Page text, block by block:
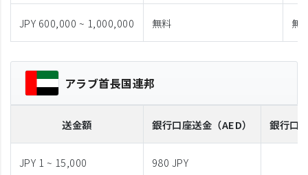
JPY 600,000 ~ 1,000,000 無料 無
アラブ首長国連邦
送金額 銀行口座送金 （AED） 銀行口
JPY 1 ~ 15,000
980 JPY